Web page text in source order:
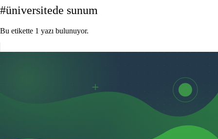
#üniversitede sunum
Bu etikette 1 yazı bulunuyor.